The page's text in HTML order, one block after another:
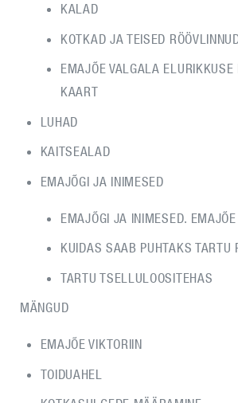
KALAD
KOTKAD JA TEISED
EMAJÕE VALGALA ELURIKKUSE
KAART
LUHAD
KAITSEALAD
EMAJÕGI JA INIMESED
EMAJÕGI JA INIMESED.
KUIDAS SAAB PUHTAKS TARTU
TARTU TSELLULOOSITEHAS
MÄNGUD
EMAJÕE VIKTORIIN
TOIDUAHEL